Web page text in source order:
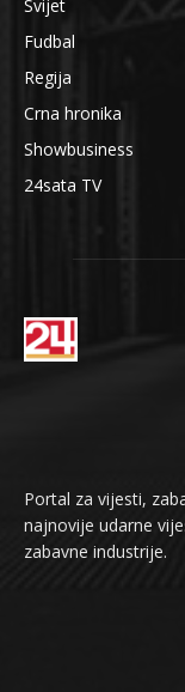
Svijet
Fudbal
Regija
Crna hronika
Showbusiness
24sata TV
Portal za vijesti,
najnovije udarne
zabavne industrije.